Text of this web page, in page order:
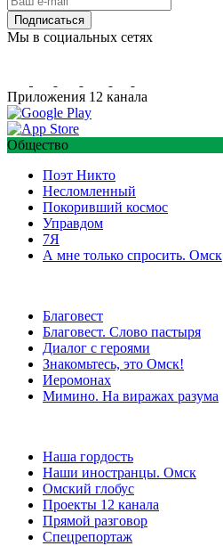
Подписаться
Мы в социальных сетях
Приложения 12 канала
Общество
Поэт Никто
Несломленный
Покоривший космос
Управдом
7Я
А мне только спросить. Омск
Благовест
Благовест. Слово пастыря
Диалог с героями
Знакомьтесь, это Омск!
Иеромонах
Мимино. На виражах разума
Наша гордость
Наши иностранцы. Омск
Омский глобус
Проекты 12 канала
Прямой разговор
Спецрепортаж